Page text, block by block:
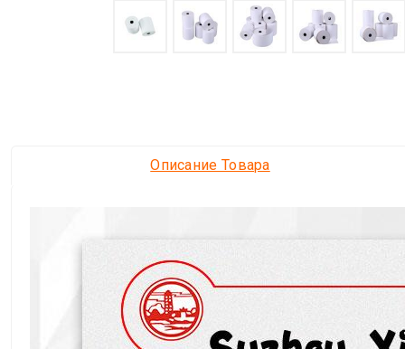
Описание Товара